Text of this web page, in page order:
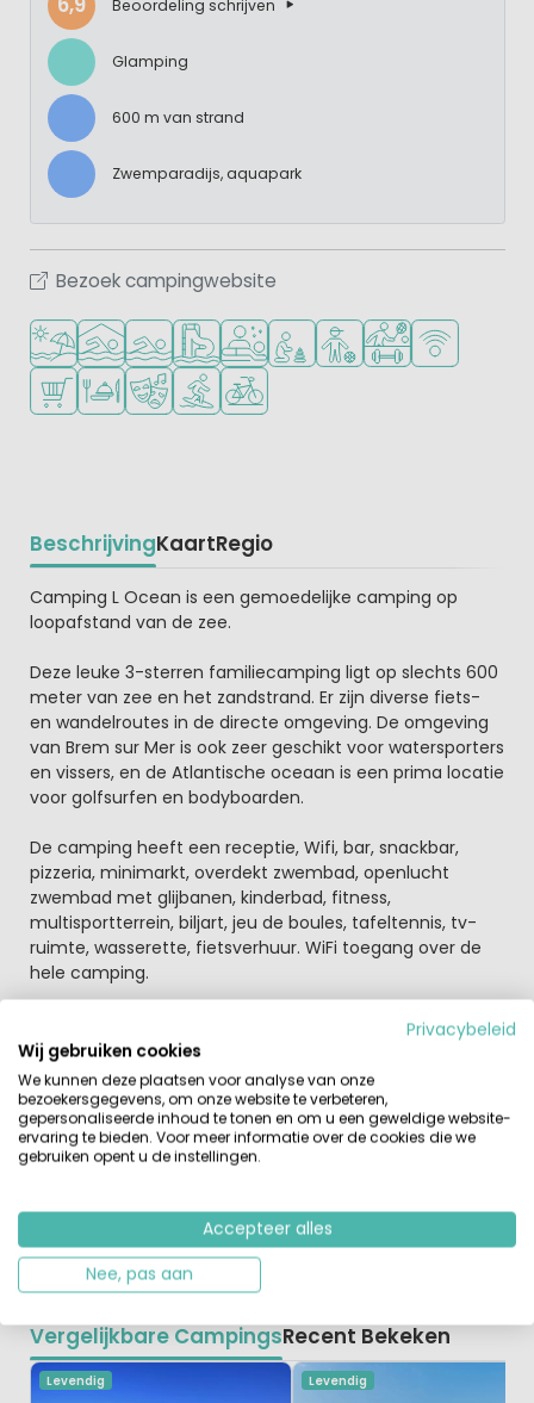
Beoordeling schrijven
Glamping
600 m van strand
Zwemparadijs, aquapark
Bezoek campingwebsite
Ligt bij strand en zee
Overdekt zwembad
Openlucht zwembad
Zwemparadijs of waterpark
Wellnessfaciliteiten
Aanbevolen voor jonge kinderen
Aanbevolen voor tieners
Veel WiFi
Campingwinkel/Supermarkt
Restaurant of pizzeria
Animatieprogramma
Watersportfaciliteiten
Fietsverhuur
BeschrijvingKaartRegio
Beschrijving
Camping L Ocean is een gemoedelijke camping op
loopafstand van de zee.
Deze leuke 3-sterren familiecamping ligt op slechts 600
meter van zee en het zandstrand. Er zijn diverse fiets-
en wandelroutes in de directe omgeving. De omgeving
van Brem sur Mer is ook zeer geschikt voor watersporters
en vissers, en de Atlantische oceaan is een prima locatie
voor golfsurfen en bodyboarden.
De camping heeft een receptie, Wifi, bar, snackbar,
pizzeria, minimarkt, overdekt zwembad, openlucht
zwembad met glijbanen, kinderbad, fitness,
multisportterrein, biljart, jeu de boules, tafeltennis, tv-
ruimte, wasserette, fietsverhuur. WiFi toegang over de
hele camping.
Hier kunt u genieten van het mooie zwembadcomplex
aangelegd met 3 verwarmde zwembaden, een overdekt
zwembad, een kinderbad en waterglijbanen. In de
maanden juli en augustus worden er leuke
evenementen georganiseerd. Tijdens de
zomervakanties zijn kinderen van 6-11 jaar welkom op de
kinderclub voor recreatieve activiteiten, de tieners van
vindt u op het terrein een snackbar, een levensmiddelen
winkel met vers brood en kranten.
Vergelijkbare CampingsRecent Bekeken
Levendig Levendig
Privacybeleid
Wij gebruiken cookies
We kunnen deze plaatsen voor analyse van onze
bezoekersgegevens, om onze website te verbeteren,
gepersonaliseerde inhoud te tonen en om u een geweldige website-
ervaring te bieden. Voor meer informatie over de cookies die we
gebruiken opent u de instellingen.
Accepteer alles
Nee, pas aan